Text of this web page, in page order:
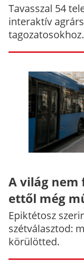
Tavasszal 54
interaktív
tagozatosokhoz.
A világ nem
ettől még
Epiktétosz
szétválasztod:
körülötted.